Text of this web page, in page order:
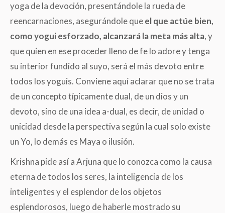
yoga de la devoción, presentándole la rueda de
reencarnaciones, asegurándole queel que actúe bien,
como yogui esforzado, alcanzará la meta más alta, y
que quien en ese proceder lleno de fe lo adore y tenga
su interior fundido al suyo, será el más devoto entre
todos los yoguis. Conviene aquí aclarar que no se trata
de un concepto típicamente dual, de un dios y un
devoto, sino de una idea a-dual, es decir, de unidad o
unicidad desde la perspectiva según la cual solo existe
un Yo, lo demás es Maya o ilusión.
Krishna pide así a Arjuna que lo conozca como la causa
eterna de todos los seres, la inteligencia de los
inteligentes y el esplendor de los objetos
esplendorosos, luego de haberle mostrado su